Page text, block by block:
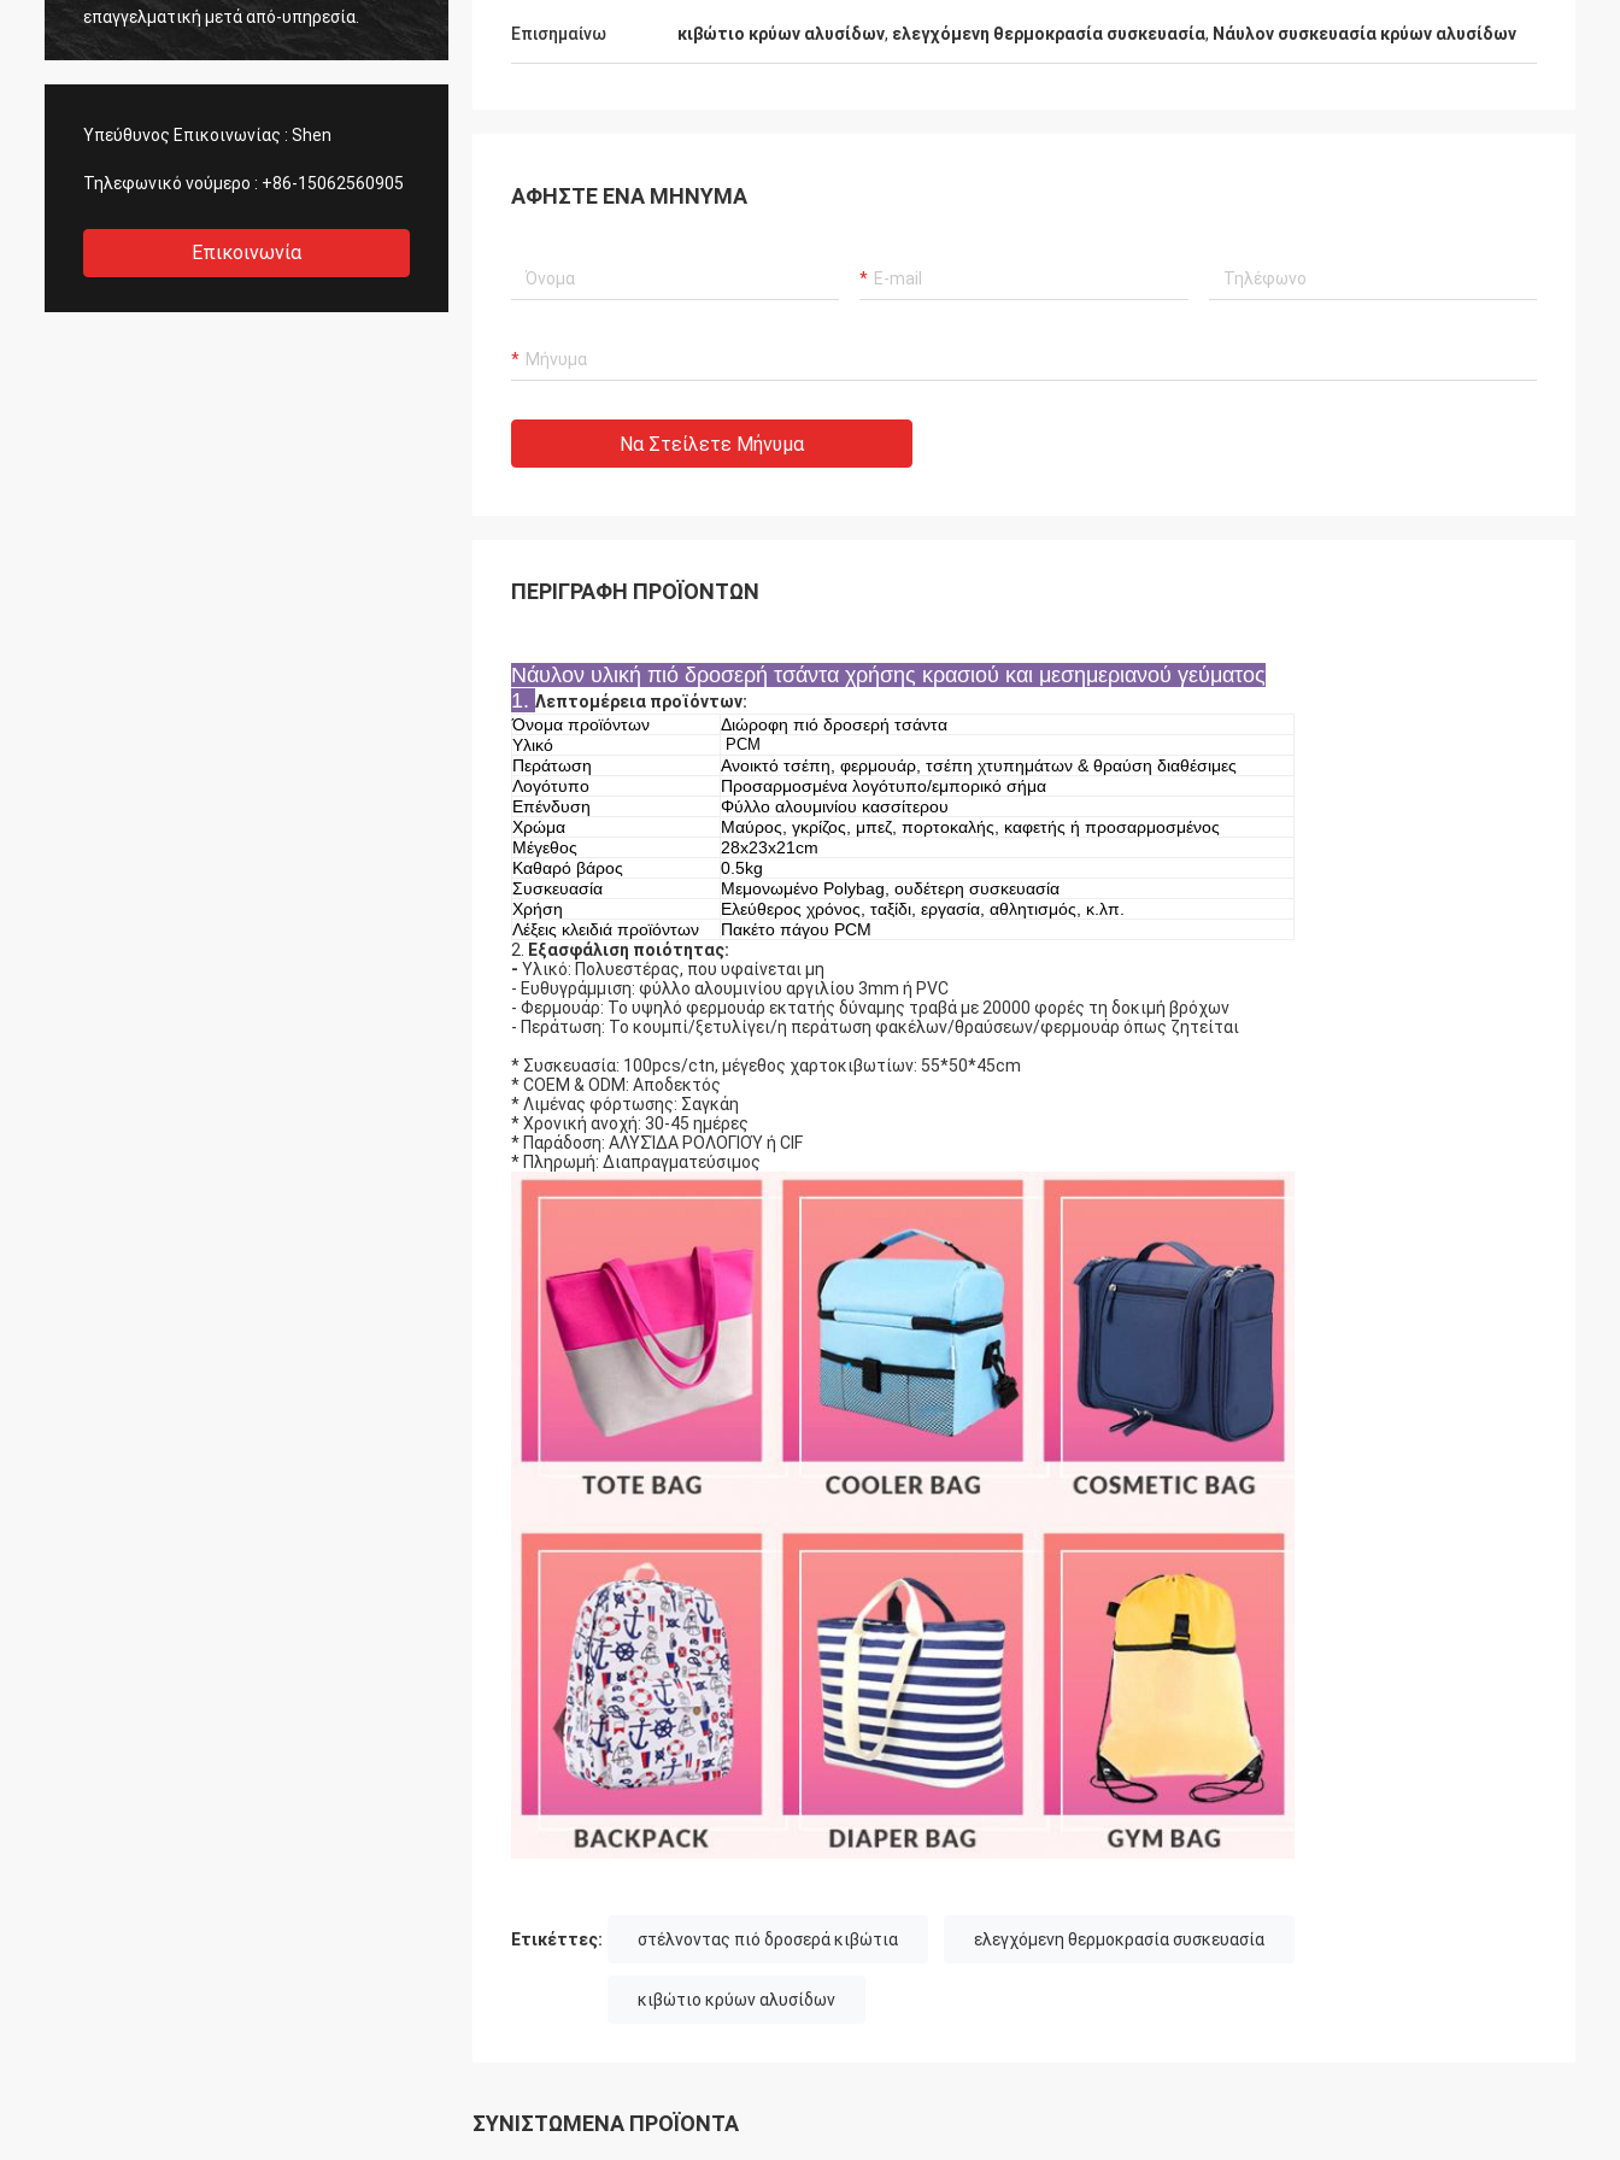
επαγγελματική μετά από-υπηρεσία.
Υπεύθυνος Επικοινωνίας : Shen
Τηλεφωνικό νούμερο : +86-15062560905
Επικοινωνία
Επισημαίνω κιβώτιο κρύων αλυσίδων, ελεγχόμενη θερμοκρασία συσκευασία, Νάυλον συσκευασία κρύων αλυσίδων
ΑΦΉΣΤΕ ΈΝΑ ΜΉΝΥΜΑ
Να Στείλετε Μήνυμα
ΠΕΡΙΓΡΑΦΉ ΠΡΟΪΌΝΤΩΝ
Νάυλον υλική πιό δροσερή τσάντα χρήσης κρασιού και μεσημεριανού γεύματος
1. Λεπτομέρεια προϊόντων:
Όνομα προϊόντων
Διώροφη πιό δροσερή τσάντα
Υλικό
PCM
Περάτωση
Ανοικτό τσέπη, φερμουάρ, τσέπη χτυπημάτων & θραύση διαθέσιμες
Λογότυπο
Προσαρμοσμένα λογότυπο/εμπορικό σήμα
Επένδυση
Φύλλο αλουμινίου κασσίτερου
Χρώμα
Μαύρος, γκρίζος, μπεζ, πορτοκαλής, καφετής ή προσαρμοσμένος
Μέγεθος
28x23x21cm
Καθαρό βάρος
0.5kg
Συσκευασία
Μεμονωμένο Polybag, ουδέτερη συσκευασία
Χρήση
Ελεύθερος χρόνος, ταξίδι, εργασία, αθλητισμός, κ.λπ.
Λέξεις κλειδιά προϊόντων
Πακέτο πάγου PCM
2.
Εξασφάλιση ποιότητας:
- Υλικό: Πολυεστέρας, που υφαίνεται μη
- Ευθυγράμμιση: φύλλο αλουμινίου αργιλίου 3mm ή PVC
- Φερμουάρ: Το υψηλό φερμουάρ εκτατής δύναμης τραβά με 20000 φορές τη δοκιμή βρόχων
- Περάτωση: Το κουμπί/ξετυλίγει/η περάτωση φακέλων/θραύσεων/φερμουάρ όπως ζητείται
* Συσκευασία: 100pcs/ctn, μέγεθος χαρτοκιβωτίων: 55*50*45cm
* COEM & ODM: Αποδεκτός
* Λιμένας φόρτωσης: Σαγκάη
* Χρονική ανοχή: 30-45 ημέρες
* Παράδοση: ΑΛΥΣΊΔΑ ΡΟΛΟΓΙΟΎ ή CIF
* Πληρωμή: Διαπραγματεύσιμος
Ετικέττες: στέλνοντας πιό δροσερά κιβώτια ελεγχόμενη θερμοκρασία συσκευασία
κιβώτιο κρύων αλυσίδων
ΣΥΝΙΣΤΏΜΕΝΑ ΠΡΟΪΌΝΤΑ